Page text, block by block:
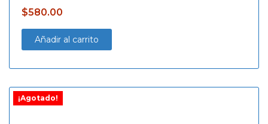
$580.00
Añadir al carrito
¡Agotado!